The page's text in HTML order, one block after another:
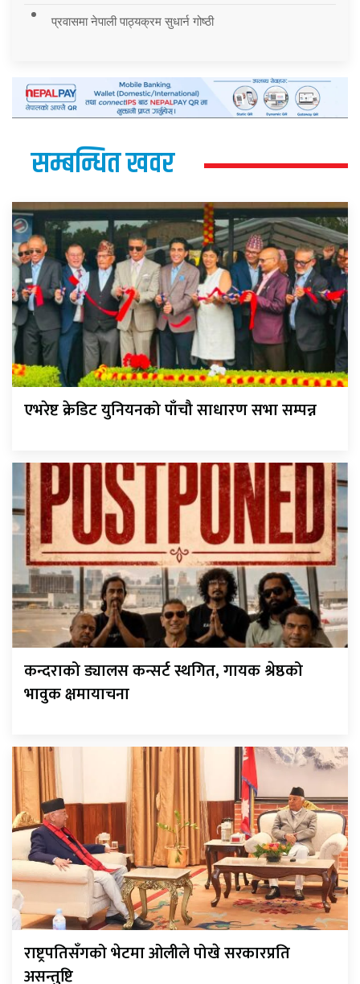
प्रवासमा नेपाली पाठ्यक्रम सुधार्न गोष्ठी
सम्बन्धित खवर
एभरेष्ट क्रेडिट युनियनको पाँचौ साधारण सभा सम्पन्न
कन्दराको ड्यालस कन्सर्ट स्थगित, गायक श्रेष्ठको
भावुक क्षमायाचना
राष्ट्रपतिसँगको भेटमा ओलीले पोखे सरकारप्रति
असन्तुष्टि